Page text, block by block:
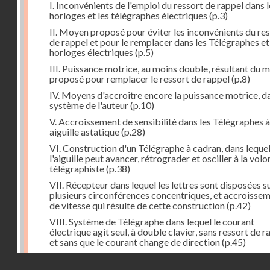
I. Inconvénients de l'emploi du ressort de rappel dans
horloges et les télégraphes électriques (p.3)
II. Moyen proposé pour éviter les inconvénients du
de rappel et pour le remplacer dans les Télégraphes
horloges électriques (p.5)
III. Puissance motrice, au moins double, résultant du
proposé pour remplacer le ressort de rappel(p.8)
IV. Moyens d'accroître encore la puissance motrice,
système de l'auteur(p.10)
V. Accroissement de sensibilité dans les Télégraphes à
aiguille astatique(p.28)
VI. Construction d'un Télégraphe à cadran, dans lequel
l'aiguille peut avancer, rétrograder et osciller à la
télégraphiste(p.38)
VII. Récepteur dans lequel les lettres sont disposées
plusieurs circonférences concentriques, et
de vitesse qui résulte de cette construction(p.42)
VIII. Système de Télégraphe dans lequel le courant
électrique agit seul, à double clavier, sans ressort de
et sans que le courant change de direction(p.45)